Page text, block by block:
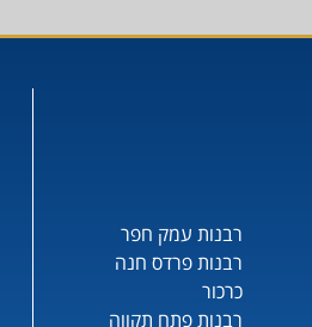
רבנות עמק חפר
רבנות פרדס חנה
כרכור
רבנות פתח תקווה